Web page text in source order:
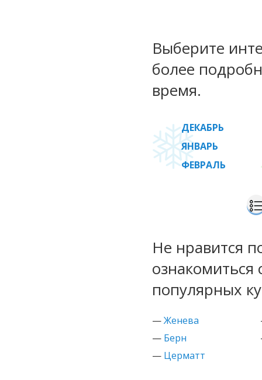
Выберите
более
время.
ДЕКАБРЬ
ЯНВАРЬ
ФЕВРАЛЬ
Не нравится
популярных
—Женева
— Берн
— Церматт